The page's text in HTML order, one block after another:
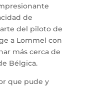
de
del piloto de
a Lommel con
más cerca de
Bélgica.
que pude y